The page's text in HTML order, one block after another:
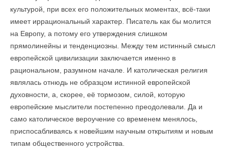
культурой, при всех его положительных моментах, всё-таки
имеет иррациональный характер. Писатель как бы молится
на Европу, а потому его утверждения слишком
прямолинейны и тенденциозны. Между тем истинный смысл
европейской цивилизации заключается именно в
рациональном, разумном начале. И католическая религия
являлась отнюдь не образцом истинной европейской
духовности, а, скорее, её тормозом, силой, которую
европейские мыслители постепенно преодолевали. Да и
само католическое вероучение со временем менялось,
приспосабливаясь к новейшим научным открытиям и новым
типам общественного устройства.